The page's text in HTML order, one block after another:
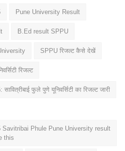
Pune University Result
B.Ed result SPPU
SPPU रिजल्ट कैसे देखें
रिजल्ट
फुले पुणे यूनिवर्सिटी का रिजल्ट जारी
Savitribai Phule Pune University result
this